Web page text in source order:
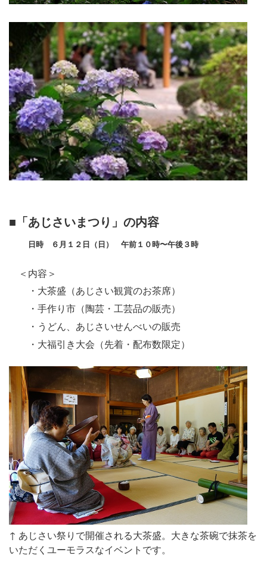
■「あじさいまつり」の内容
日時 ６月１２日（日） 午前１０時〜午後３時
＜内容＞
・大茶盛（あじさい観賞のお茶席）
・手作り市（陶芸・工芸品の販売）
・うどん、あじさいせんべいの販売
・大福引き大会（先着・配布数限定）
↑ あじさい祭りで開催される大茶盛。大きな茶碗で抹茶を
いただくユーモラスなイベントです。